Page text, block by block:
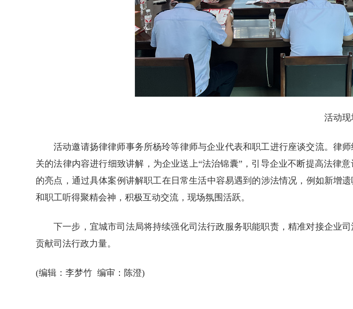
活动现
活动邀请扬律律师事务所杨玲等律师与企业代表和职工进行座谈交流。律
关的法律内容进行细致讲解，为企业送上“法治锦囊”，引导企业不断提高法律
的亮点，通过具体案例讲解职工在日常生活中容易遇到的涉法情况，例如新增
和职工听得聚精会神，积极互动交流，现场氛围活跃。
下一步，宜城市司法局将持续强化司法行政服务职能职责，精准对接企业
贡献司法行政力量。
(编辑：李梦竹 编审：陈澄)